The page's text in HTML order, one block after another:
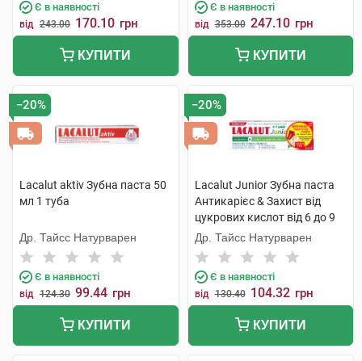
Є в наявності
від 243.00 170.10 грн
КУПИТИ
Є в наявності
від 353.00 247.10 грн
КУПИТИ
−20%
Lacalut aktiv Зубна паста 50
мл 1 туба
Др. Тайсс Натурварен
Є в наявності
від 124.30 99.44 грн
КУПИТИ
−20%
Lacalut Junior Зубна паста
Антикарієс & Захист від
цукрових кислот від 6 до 9
років 55 мл 1 туба
Др. Тайсс Натурварен
Є в наявності
від 130.40 104.32 грн
КУПИТИ